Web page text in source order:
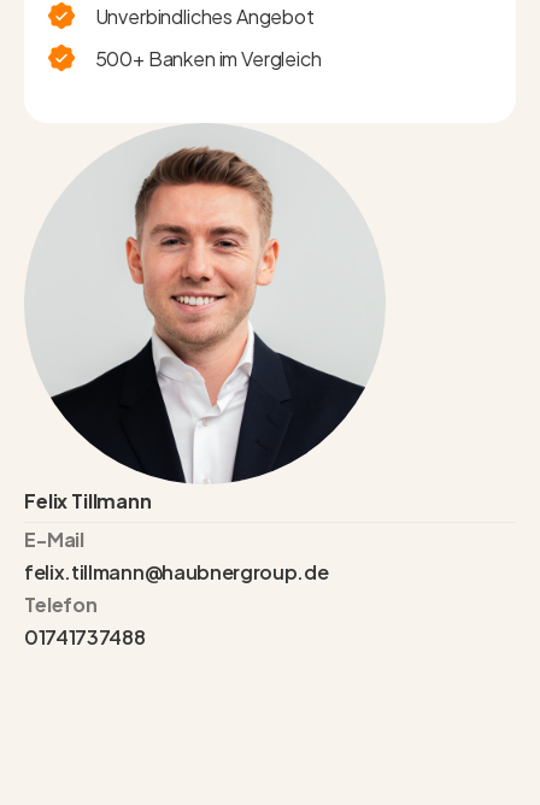
Unverbindliches Angebot
500+ Banken im Vergleich
Felix Tillmann
E-Mail
felix.tillmann@haubnergroup.de
Telefon
01741737488